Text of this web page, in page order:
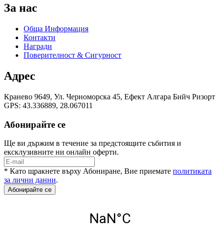
За нас
Обща Информация
Контакти
Награди
Поверителност & Сигурност
Адрес
Кранево 9649, Ул. Черноморска 45, Eфект Алгара Бийч Ризорт
GPS: 43.336889, 28.067011
Абонирайте се
Ще ви държим в течение за предстоящите събития и
ексклузивните ни онлайн оферти.
* Като щракнете върху Абониране, Вие приемате политиката
за лични данни.
Абонирайте се